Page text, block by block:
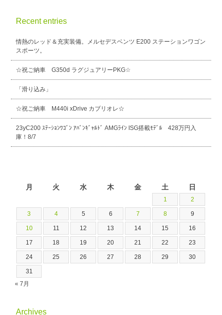
Recent entries
情熱のレッド＆充実装備。メルセデスベンツ E200 ステーションワゴン
スポーツ。
☆祝ご納車 G350d ラグジュアリーPKG☆
「滑り込み」
☆祝ご納車 M440i xDrive カブリオレ☆
23yC200 ｽﾃｰｼｮﾝﾜｺﾞﾝ ｱﾊﾞﾝｷﾞｬﾙﾄﾞ AMGﾗｲﾝ ISG搭載ﾓﾃﾞﾙ 428万円入
庫！8/7
月 火 水 木 金 土 日
1 2
3 4 5 6 7 8 9
10 11 12 13 14 15 16
17 18 19 20 21 22 23
24 25 26 27 28 29 30
31
« 7月
Archives